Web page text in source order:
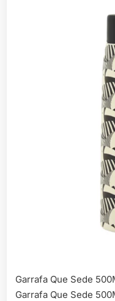
Garrafa Que Sede
Garrafa Que Sede